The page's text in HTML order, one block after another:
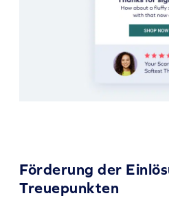
Förderung der
Treuepunkten